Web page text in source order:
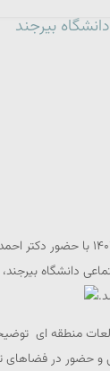
بيرجند
به گزارش روابط عمومی و
دانشگاه
منطقه ای
در فضاهای